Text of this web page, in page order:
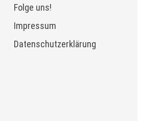
Folge uns!
Impressum
Datenschutzerklärung